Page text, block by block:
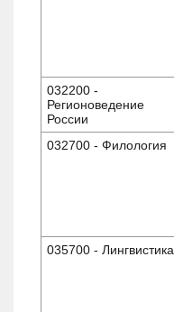
032200 -
Регионоведение
России
032700 - Филология
035700 - Лингвистика